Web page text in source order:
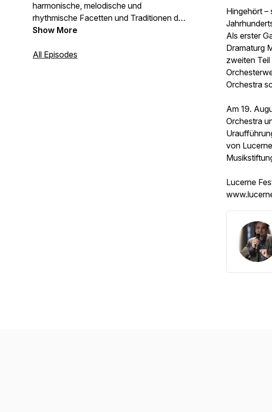
harmonische, melodische und
rhythmische Facetten und Traditionen der
sogenannten Neuen Musik.
und persönlichen Einsichten können wir
Show More
All Episodes
Hingehört –
Als erster
Dramaturg
zweiten
Orchestra
Am 19.
Orchestra
von
Lucerne